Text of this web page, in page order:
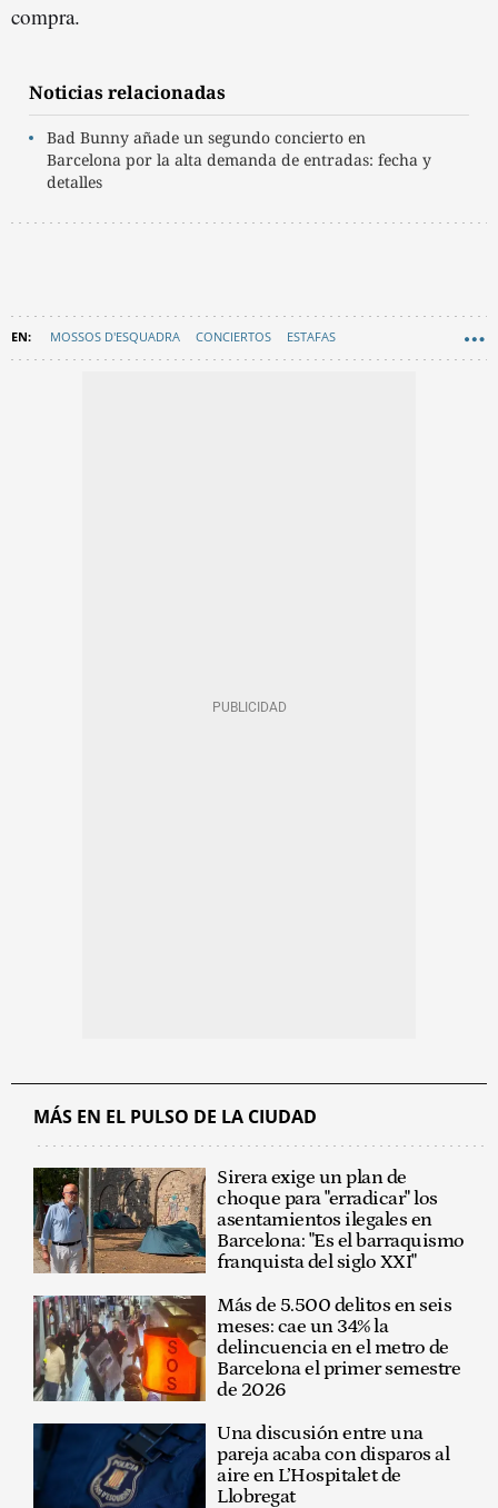
compra.
Noticias relacionadas
Bad Bunny añade un segundo concierto en
Barcelona por la alta demanda de entradas: fecha y
detalles
MOSSOS D'ESQUADRA CONCIERTOS ESTAFAS
MÁS EN EL PULSO DE LA CIUDAD
Sirera exige un plan de
choque para "erradicar" los
asentamientos ilegales en
Barcelona: "Es el barraquismo
franquista del siglo XXI"
Más de 5.500 delitos en seis
meses: cae un 34% la
delincuencia en el metro de
Barcelona el primer semestre
de 2026
Una discusión entre una
pareja acaba con disparos al
aire en L’Hospitalet de
Llobregat